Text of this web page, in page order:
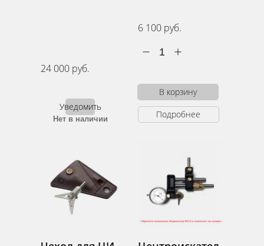
24 000 руб.
Уведомить
Нет в наличии
6 100 руб.
1
В корзину
Подробнее